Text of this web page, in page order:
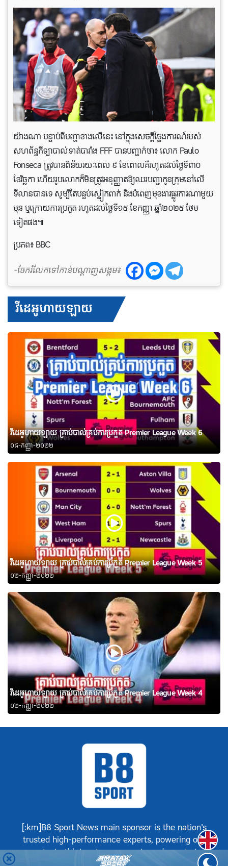
យ៉ាងណា បន្ទាប់ពីបញ្ហាខាងលើនេះ នៅក្នុងសេចក្តីថ្លៃងការណ៍របស់
សហព័ន្ធកីទ្បាបាល់ទាត់បារាំង FFF បានបញ្ជាក់ថា៖ លោក Paulo
Fonseca ត្រូវបានពិន័យរយៈពេល ៩ ខែពោលគឺរហូតដល់ថ្ងៃទី៣០
ខែវិច្ឆកា ហើយរូបលោកក៏មិនត្រូវអនុញ្ញាតឱ្យឈរបញ្ជាកូនក្រុមនៅលើ
ទីលានបានទេ សូម្បីតែបន្ទប់ស្លៀកពាក់ និងបំពេញមុខងារផ្លូវការណាមួយ
មុន ឬក្រោយការប្រកួត រហូតដល់ថ្ងៃទី១៥ ខែកញ្ញា ឆ្នាំ២០២៥ ថែម
ទៀតផង៕
ប្រភព៖ BBC
-ចែករំលែកទៅកាន់បណ្តាញសង្គម៖
វីដេអូហាយឡាយ
វីដេអូហាយឡាយ គ្រាប់បាល់គ្រប់ការប្រកួត Premier League Week 6
០៨-កញ្ញា-២០២២
វីដេអូហាយឡាយ គ្រាប់បាល់គ្រប់ការប្រកួត Premier League Week 5
០២-កញ្ញា-២០២២
វីដេអូហាយឡាយ គ្រាប់បាល់គ្រប់ការប្រកួត Premier League Week 4
០២-កញ្ញា-២០២២
[:km]B8 Sport News main sponsor is the nation’s
trusted high-performance experts, powering our
greatest athletes, teams, sports and events to